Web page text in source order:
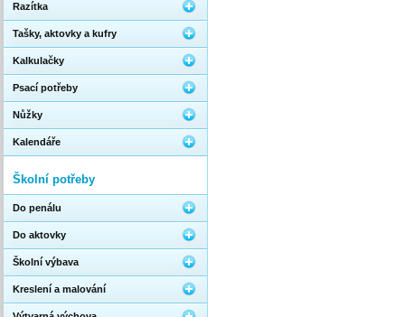
Razítka
Tašky, aktovky a kufry
Kalkulačky
Psací potřeby
Nůžky
Kalendáře
Školní potřeby
Do penálu
Do aktovky
Školní výbava
Kreslení a malování